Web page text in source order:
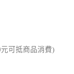
可抵商品消費)